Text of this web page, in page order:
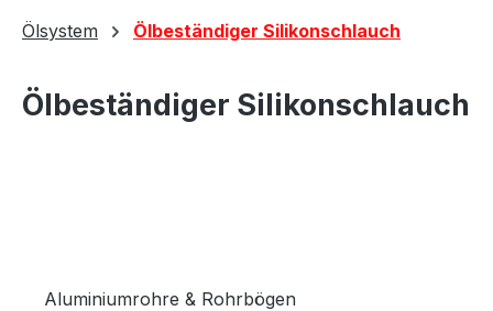
Ölsystem Ölbeständiger Silikonschlauch
Ölbeständiger Silikonschlauch
Aluminiumrohre & Rohrbögen